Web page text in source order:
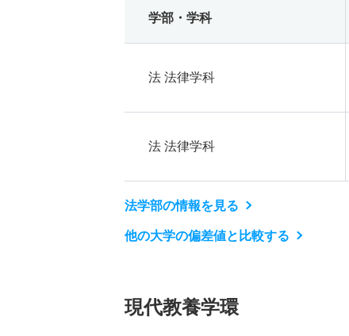
学部・学科
法 法律学科
法 法律学科
法学部の情報を見る
他の大学の偏差値と比較する
現代教養学環